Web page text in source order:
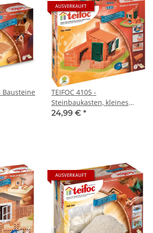
Bausteine
AUSVERKAUFT
TEIFOC 4105 -
Steinbaukasten, kleines
Haus - 110 Teile
24,99 € *
AUSVERKAUFT